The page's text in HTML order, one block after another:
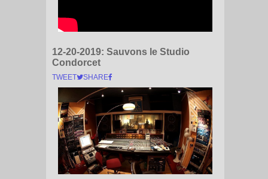
12-20-2019: Sauvons le Studio
Condorcet
TWEET SHARE